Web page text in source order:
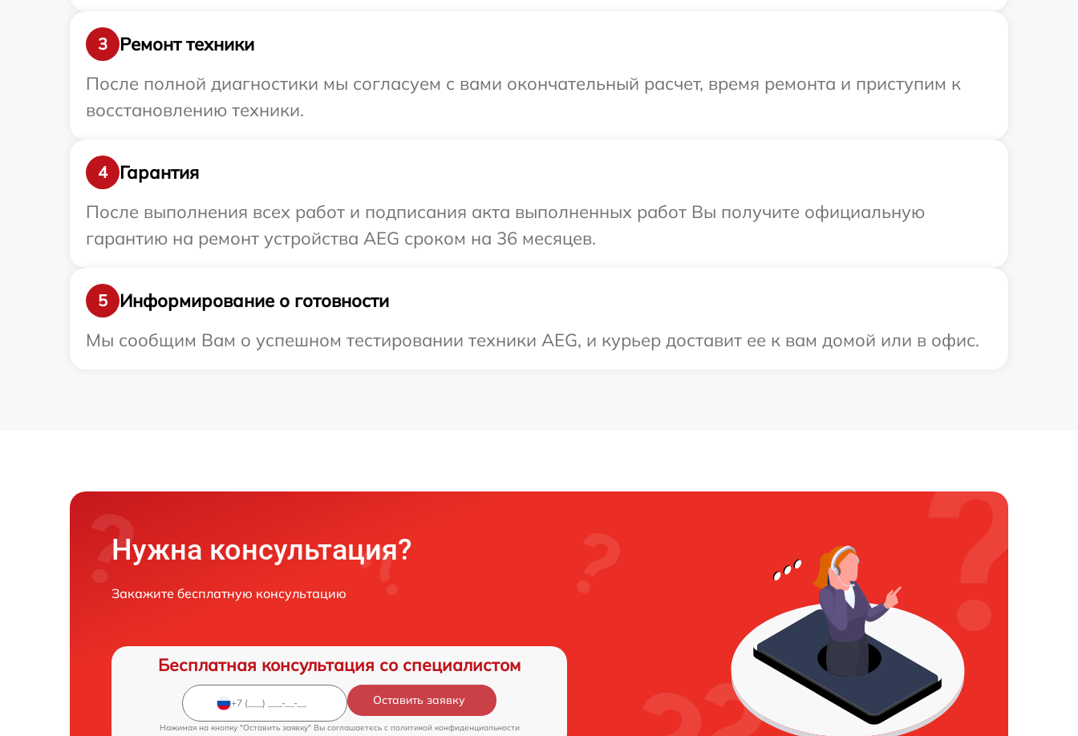
3
Ремонт техники
После полной диагностики мы согласуем с вами окончательный расчет, время ремонта и приступим к
восстановлению техники.
4
Гарантия
После выполнения всех работ и подписания акта выполненных работ Вы получите официальную
гарантию на ремонт устройства AEG сроком на 36 месяцев.
5
Информирование о готовности
Мы сообщим Вам о успешном тестировании техники AEG, и курьер доставит ее к вам домой или в офис.
Нужна консультация?
Закажите бесплатную консультацию
Бесплатная консультация со специалистом
Оставить заявку
Нажимая на кнопку "Оставить заявку" Вы соглашаетесь c политикой конфиденциальности